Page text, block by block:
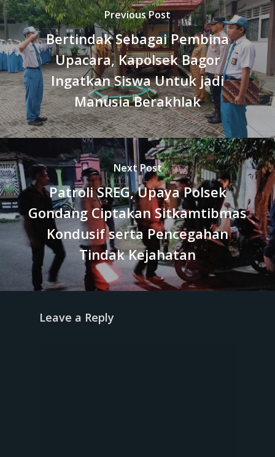
Previous Post
Bertindak Sebagai Pembina
Upacara, Kapolsek Bagor
Ingatkan Siswa Untuk jadi
Manusia Berakhlak
Next Post
Patroli SREG, Upaya Polsek
Gondang Ciptakan Sitkamtibmas
Kondusif serta Pencegahan
Tindak Kejahatan
Leave a Reply